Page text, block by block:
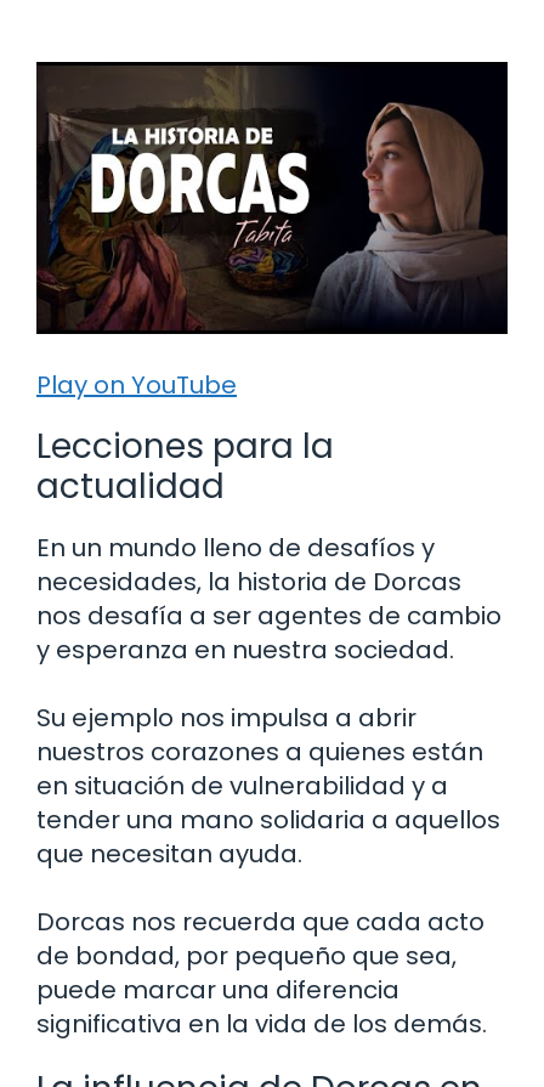
Play on YouTube
Lecciones para la
actualidad
En un mundo lleno de desafíos y
necesidades, la historia de Dorcas
nos desafía a ser agentes de cambio
y esperanza en nuestra sociedad.
Su ejemplo nos impulsa a abrir
nuestros corazones a quienes están
en situación de vulnerabilidad y a
tender una mano solidaria a aquellos
que necesitan ayuda.
Dorcas nos recuerda que cada acto
de bondad, por pequeño que sea,
puede marcar una diferencia
significativa en la vida de los demás.